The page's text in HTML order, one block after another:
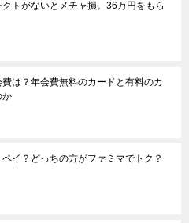
トがないとメチャ損。36万円をもら
は？年会費無料のカードと有料のカ
か
イ？どっちの方がファミマでトク？